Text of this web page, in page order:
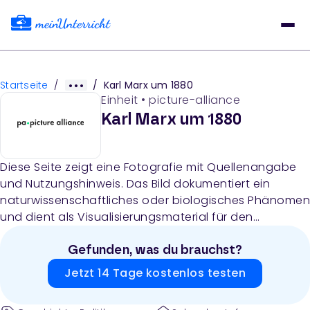
Startseite / / Karl Marx um 1880
Einheit • picture-alliance
Karl Marx um 1880
Diese Seite zeigt eine Fotografie mit Quellenangabe
und Nutzungshinweis. Das Bild dokumentiert ein
naturwissenschaftliches oder biologisches Phänomen
und dient als Visualisierungsmaterial für den
Gefunden, was du brauchst?
Jetzt 14 Tage kostenlos testen